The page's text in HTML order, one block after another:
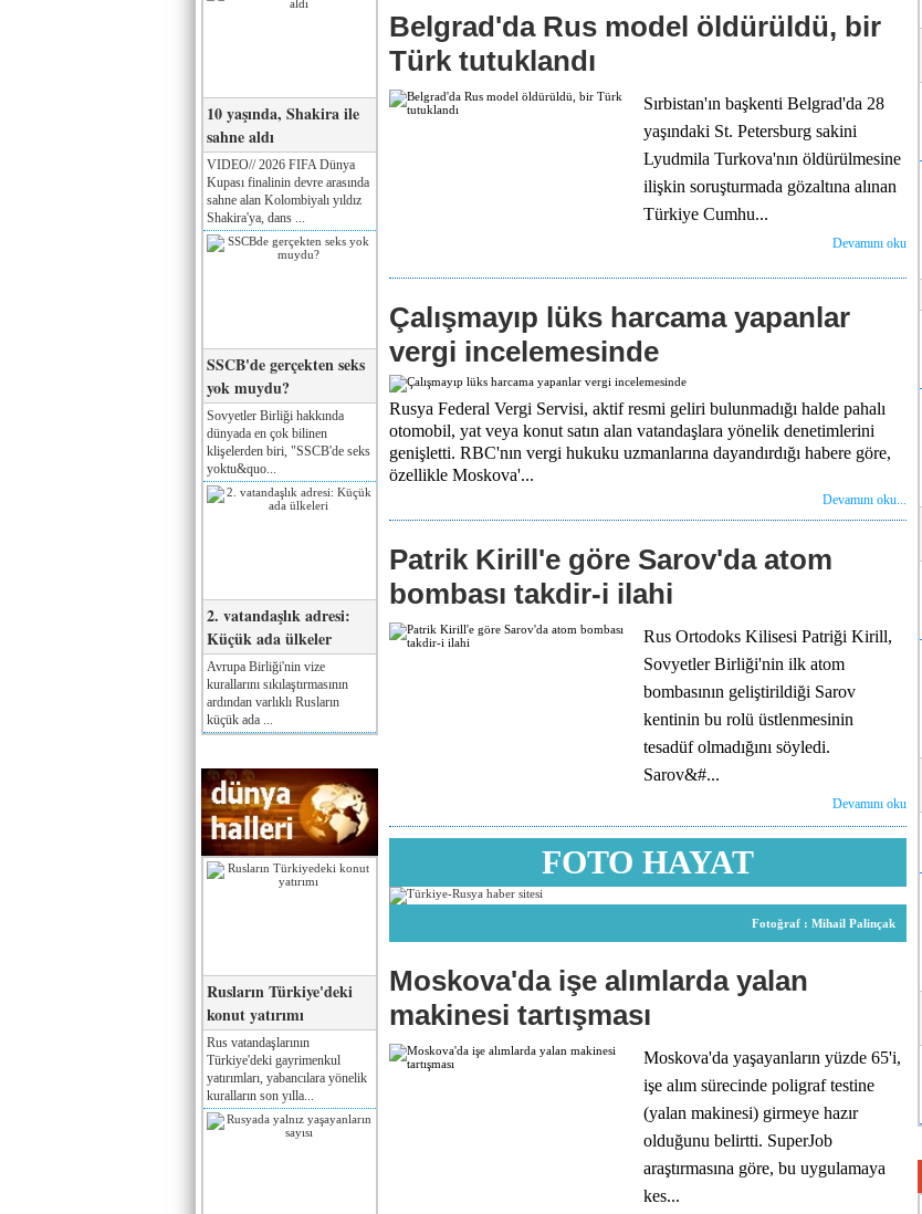
10 yaşında, Shakira ile
sahne aldı
VIDEO// 2026 FIFA Dünya
Kupası finalinin devre arasında
sahne alan Kolombiyalı yıldız
Shakira'ya, dans ...
SSCB'de gerçekten seks
yok muydu?
Sovyetler Birliği hakkında
dünyada en çok bilinen
klişelerden biri, "SSCB'de seks
yoktu&quo...
2. vatandaşlık adresi:
Küçük ada ülkeler
Avrupa Birliği'nin vize
kurallarını sıkılaştırmasının
ardından varlıklı Rusların
küçük ada ...
Rusların Türkiye'deki
konut yatırımı
Rus vatandaşlarının
Türkiye'deki gayrimenkul
yatırımları, yabancılara yönelik
kuralların son yılla...
Belgrad'da Rus model öldürüldü, bir
Türk tutuklandı
Sırbistan'ın başkenti Belgrad'da 28
yaşındaki St. Petersburg sakini
Lyudmila Turkova'nın öldürülmesine
ilişkin soruşturmada gözaltına alınan
Türkiye Cumhu...
Devamını oku
Çalışmayıp lüks harcama yapanlar
vergi incelemesinde
Rusya Federal Vergi Servisi, aktif resmi geliri bulunmadığı halde pahalı
otomobil, yat veya konut satın alan vatandaşlara yönelik denetimlerini
genişletti. RBC'nın vergi hukuku uzmanlarına dayandırdığı habere göre,
özellikle Moskova'...
Devamını oku...
Patrik Kirill'e göre Sarov'da atom
bombası takdir-i ilahi
Rus Ortodoks Kilisesi Patriği Kirill,
Sovyetler Birliği'nin ilk atom
bombasının geliştirildiği Sarov
kentinin bu rolü üstlenmesinin
tesadüf olmadığını söyledi.
Sarov&#...
Devamını oku
FOTO HAYAT
Fotoğraf : Mihail Palinçak
Moskova'da işe alımlarda yalan
makinesi tartışması
Moskova'da yaşayanların yüzde 65'i,
işe alım sürecinde poligraf testine
(yalan makinesi) girmeye hazır
olduğunu belirtti. SuperJob
araştırmasına göre, bu uygulamaya
kes...